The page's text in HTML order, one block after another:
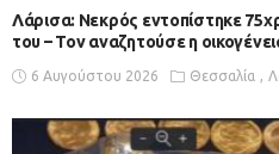
Λάρισα: Νεκρός εντοπίστηκε
του – Toν αναζητούσε η
6 Αυγούστου 2026 Θεσσαλία